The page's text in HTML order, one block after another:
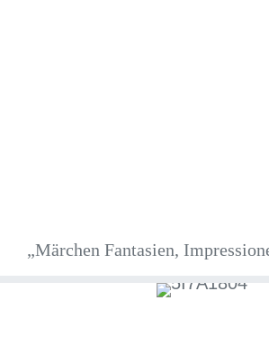
„Märchen Fantasien,